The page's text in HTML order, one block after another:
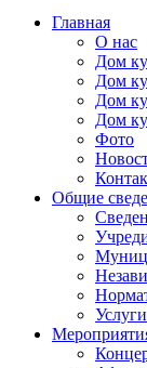
Главная
О нас
Дом
Дом
Дом
Дом
Фото
Общие
Услуги